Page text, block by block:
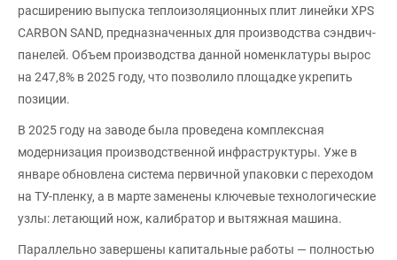
расширению выпуска теплоизоляционных плит линейки XPS
CARBON SAND, предназначенных для производства сэндвич-
панелей. Объем производства данной номенклатуры вырос
на 247,8% в 2025 году, что позволило площадке укрепить
позиции.
В 2025 году на заводе была проведена комплексная
модернизация производственной инфраструктуры. Уже в
январе обновлена система первичной упаковки с переходом
на ТУ-пленку, а в марте заменены ключевые технологические
узлы: летающий нож, калибратор и вытяжная машина.
Параллельно завершены капитальные работы — полностью